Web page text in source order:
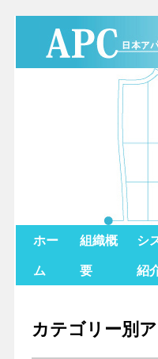
ホー
ム
組織概
要
シ
紹
カテゴリー別